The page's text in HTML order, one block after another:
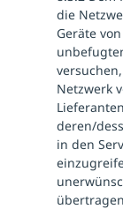
die
Geräte
Netzwerk
deren/
in den